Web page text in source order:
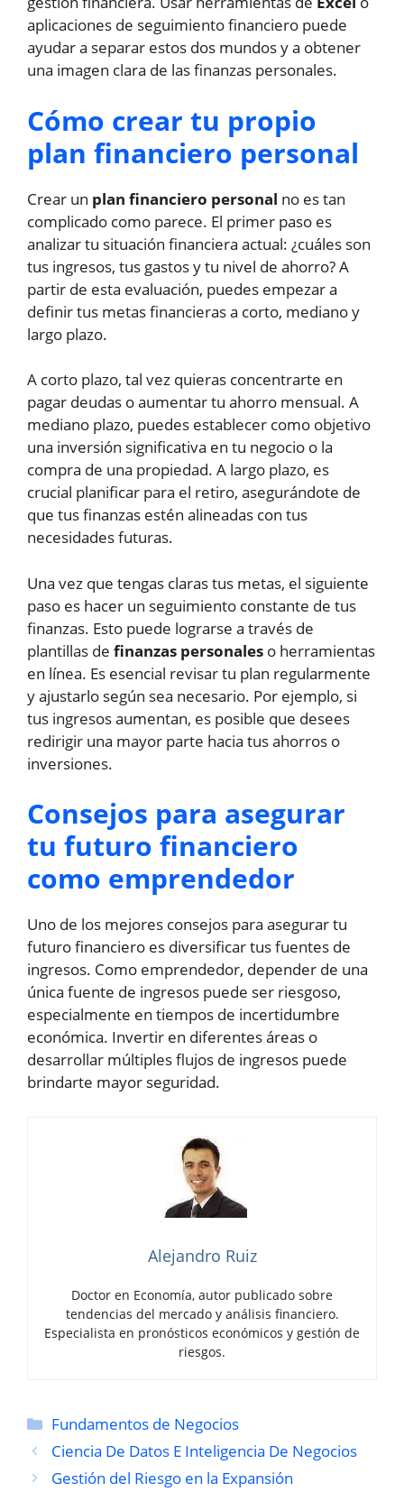
aplicaciones de seguimiento financiero puede
ayudar a separar estos dos mundos y a obtener
una imagen clara de las finanzas personales.
Cómo crear tu propio
plan financiero personal
Crear un plan financiero personal no es tan
complicado como parece. El primer paso es
analizar tu situación financiera actual: ¿cuáles son
tus ingresos, tus gastos y tu nivel de ahorro? A
partir de esta evaluación, puedes empezar a
definir tus metas financieras a corto, mediano y
largo plazo.
A corto plazo, tal vez quieras concentrarte en
pagar deudas o aumentar tu ahorro mensual. A
mediano plazo, puedes establecer como objetivo
una inversión significativa en tu negocio o la
compra de una propiedad. A largo plazo, es
crucial planificar para el retiro, asegurándote de
que tus finanzas estén alineadas con tus
necesidades futuras.
Una vez que tengas claras tus metas, el siguiente
paso es hacer un seguimiento constante de tus
finanzas. Esto puede lograrse a través de
plantillas de finanzas personales o herramientas
en línea. Es esencial revisar tu plan regularmente
y ajustarlo según sea necesario. Por ejemplo, si
tus ingresos aumentan, es posible que desees
redirigir una mayor parte hacia tus ahorros o
inversiones.
Consejos para asegurar
tu futuro financiero
como emprendedor
Uno de los mejores consejos para asegurar tu
futuro financiero es diversificar tus fuentes de
ingresos. Como emprendedor, depender de una
única fuente de ingresos puede ser riesgoso,
especialmente en tiempos de incertidumbre
económica. Invertir en diferentes áreas o
desarrollar múltiples flujos de ingresos puede
brindarte mayor seguridad.
Alejandro Ruiz
Doctor en Economía, autor publicado sobre
tendencias del mercado y análisis financiero.
Especialista en pronósticos económicos y gestión de
riesgos.
Categorías
Fundamentos de Negocios
Ciencia De Datos E Inteligencia De Negocios
Gestión del Riesgo en la Expansión